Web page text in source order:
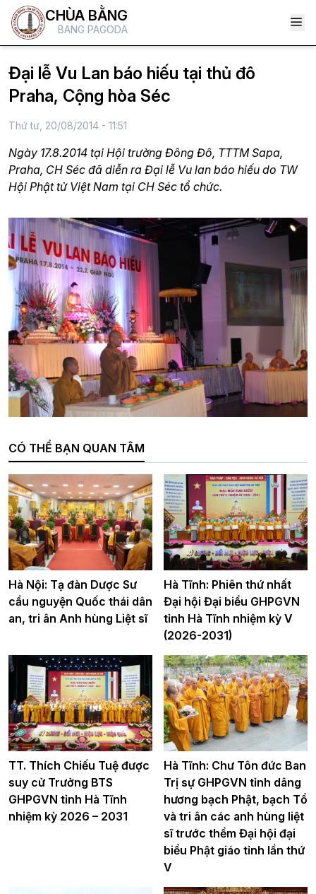
CHÙA BẰNG
BANG PAGODA
Đại lễ Vu Lan báo hiếu tại thủ đô
Praha, Cộng hòa Séc
Thứ tư, 20/08/2014 - 11:51
Ngày 17.8.2014 tại Hội trường Đông Đô, TTTM Sapa,
Praha, CH Séc đã diễn ra Đại lễ Vu lan báo hiếu do TW
Hội Phật tử Việt Nam tại CH Séc tổ chức.
CÓ THỂ BẠN QUAN TÂM
Hà Nội: Tạ đàn Dược Sư
cầu nguyện Quốc thái dân
an, tri ân Anh hùng Liệt sĩ
Hà Tĩnh: Phiên thứ nhất
Đại hội Đại biểu GHPGVN
tỉnh Hà Tĩnh nhiệm kỳ V
(2026-2031)
TT. Thích Chiếu Tuệ được
suy cử Trưởng BTS
GHPGVN tỉnh Hà Tĩnh
nhiệm kỳ 2026 – 2031
Hà Tĩnh: Chư Tôn đức Ban
Trị sự GHPGVN tỉnh dâng
hương bạch Phật, bạch Tổ
và tri ân các anh hùng liệt
sĩ trước thềm Đại hội đại
biểu Phật giáo tỉnh lần thứ
V